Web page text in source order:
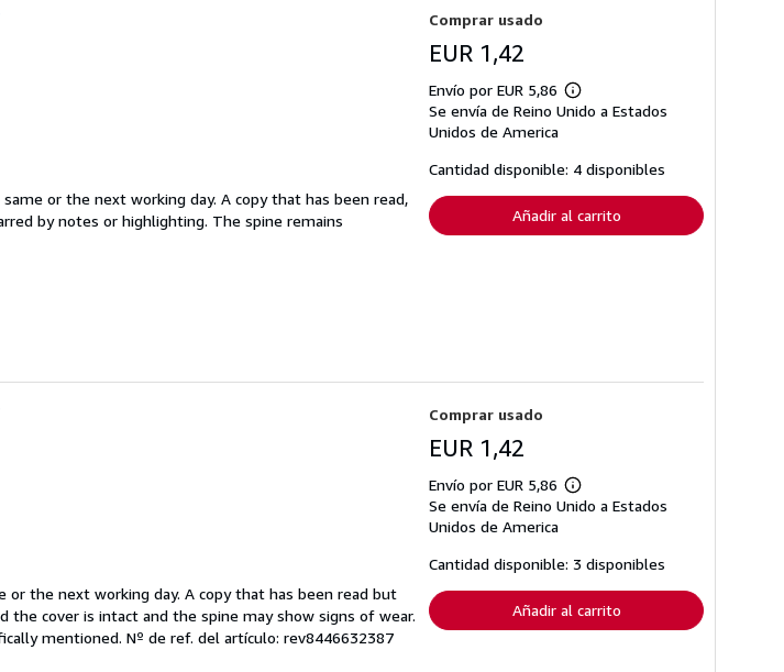
or the next working day. A copy that has been read,
by notes or highlighting. The spine remains
Comprar usado
EUR 1,42
Envío por EUR 5,86
Más
información
tarifas
de
envío
Se envía de Reino Unido a Estados
Unidos de America
Cantidad disponible: 4 disponibles
Añadir al carrito
or the next working day. A copy that has been read but
the cover is intact and the spine may show signs of wear.
mentioned. Nº de ref. del artículo: rev8446632387
Comprar usado
EUR 1,42
Envío por EUR 5,86
Más
información
tarifas
de
envío
Se envía de Reino Unido a Estados
Unidos de America
Cantidad disponible: 3 disponibles
Añadir al carrito